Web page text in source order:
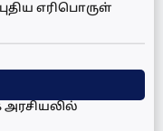
எரிபொருள்
அரசியலில்